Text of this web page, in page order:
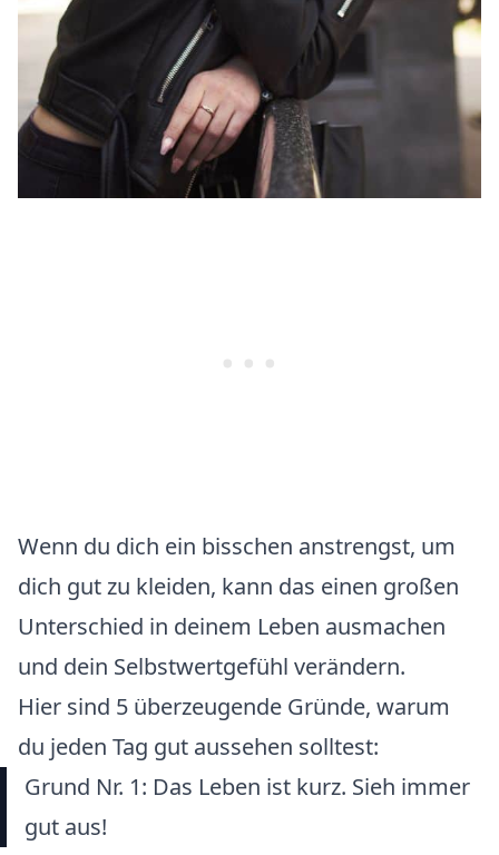
Wenn du dich ein bisschen anstrengst, um
dich gut zu kleiden, kann das einen großen
Unterschied in deinem Leben ausmachen
und dein Selbstwertgefühl verändern.
Hier sind 5 überzeugende Gründe, warum
du jeden Tag gut aussehen solltest:
Grund Nr. 1: Das Leben ist kurz. Sieh immer
gut aus!